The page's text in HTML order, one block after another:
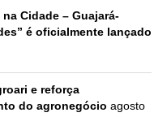
Cidade – Guajará-
é oficialmente lançado
e reforça
do agronegócio agosto